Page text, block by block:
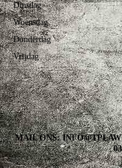
Dinsdag
Woensdag
Donderdag
Vrijdag
MAIL ONS: